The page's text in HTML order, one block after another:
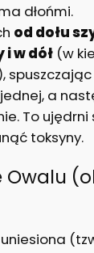
dłońmi.
od dołu
w dół(w
a
To ujędrni
toksyny.
Owalu